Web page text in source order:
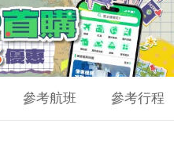
參考航班 參考行程